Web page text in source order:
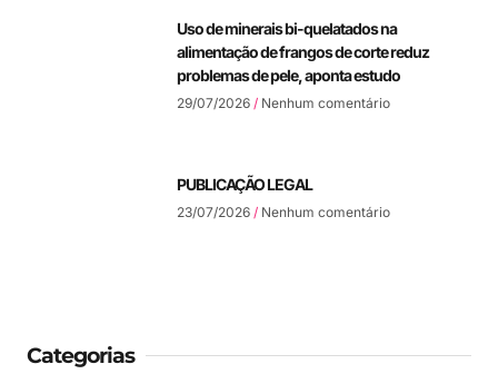
Uso de minerais bi-quelatados na
alimentação de frangos de corte reduz
problemas de pele, aponta estudo
29/07/2026 Nenhum comentário
PUBLICAÇÃO LEGAL
23/07/2026 Nenhum comentário
Categorias